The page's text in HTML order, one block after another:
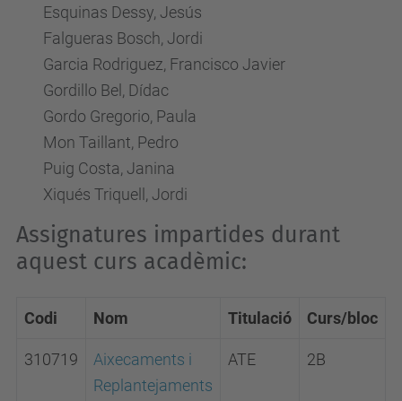
Esquinas Dessy, Jesús
Falgueras Bosch, Jordi
Garcia Rodriguez, Francisco Javier
Gordillo Bel, Dídac
Gordo Gregorio, Paula
Mon Taillant, Pedro
Puig Costa, Janina
Xiqués Triquell, Jordi
Assignatures impartides durant
aquest curs acadèmic:
Codi Nom Titulació Curs/bloc
310719
Aixecaments i
Replantejaments
ATE 2B